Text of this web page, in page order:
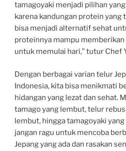
tamagoyaki menjadi pilihan
karena kandungan protein yang
bisa menjadi alternatif sehat
proteinnya mampu
untuk memulai hari,” tutur Chef
Dengan berbagai varian telur
Indonesia, kita bisa menikmati
hidangan yang lezat dan sehat.
tamago yang lembut, telur
lembut, hingga tamagoyaki yang
jangan ragu untuk mencoba
Jepang yang ada dan rasakan